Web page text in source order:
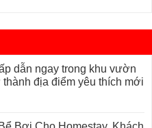
dẫn ngay trong khu vườn
địa điểm yêu thích mới